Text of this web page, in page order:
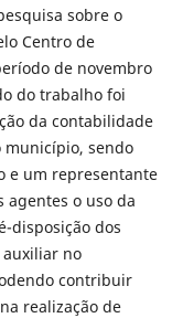
sobre o
Centro de
de novembro
do trabalho foi
da contabilidade
município, sendo
e um representante
agentes o uso da
disposição dos
no
contribuir
realização de